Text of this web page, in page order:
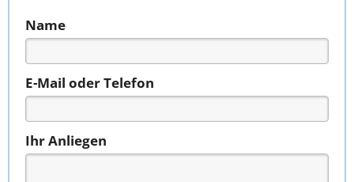
Name
E-Mail oder Telefon
Ihr Anliegen